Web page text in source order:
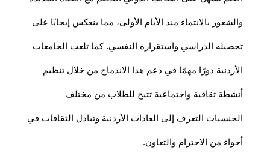
والشعور بالانتماء منذ الأيام الأولى، مما ينعكس إيجابًا على
تحصيله الدراسي واستقراره النفسي. كما تلعب الجامعات
الأردنية دورًا مهمًا في دعم هذا الاندماج من خلال تنظيم
أنشطة ثقافية واجتماعية تتيح للطلاب من مختلف
الجنسيات التعرف إلى العادات الأردنية وتبادل الثقافات في
أجواء من الاحترام والتعاون.